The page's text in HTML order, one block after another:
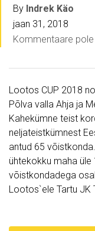
By Indrek Käo
jaan 31, 2018
Kommentaare pole
Lootos CUP 2018
Põlva valla Ahja ja
Kahekümne teist
neljateistkümnest
antud 65
ühtekokku maha üle
võistkondadega
Lootos`ele Tartu JK